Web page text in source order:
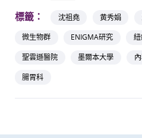
標籤： 沈祖堯 黄秀娟
微生物群
ENIGMA研究
聖雲遜醫院
墨爾本大學
腸胃科